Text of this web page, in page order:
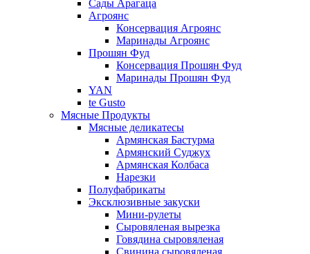
Сады Арагаца
Агроянс
Консервация Агроянс
Маринады Агроянс
Прошян Фуд
Консервация Прошян Фуд
Маринады Прошян Фуд
YAN
te Gusto
Мясные Продукты
Мясные деликатесы
Армянская Бастурма
Армянский Суджух
Армянская Колбаса
Нарезки
Полуфабрикаты
Эксклюзивные закуски
Мини-рулеты
Сыровяленая вырезка
Говядина сыровяленая
Свинина сыровяленая